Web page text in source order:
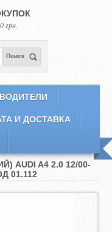
грн.
Поиск
И ДОСТАВКА
AUDI A4 2.0 12/00-
01.112